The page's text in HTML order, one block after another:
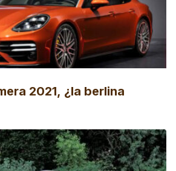
2021, ¿la berlina